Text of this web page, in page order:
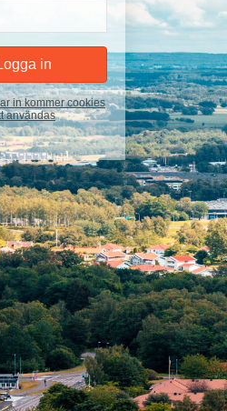
in kommer cookies
användas